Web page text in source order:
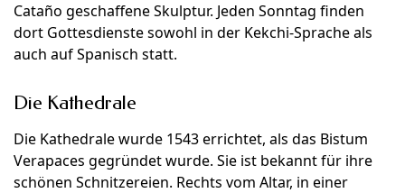
Cataño geschaffene Skulptur. Jeden Sonntag finden
dort Gottesdienste sowohl in der Kekchi-Sprache als
auch auf Spanisch statt.
Die Kathedrale
Die Kathedrale wurde 1543 errichtet, als das Bistum
Verapaces gegründet wurde. Sie ist bekannt für ihre
schönen Schnitzereien. Rechts vom Altar, in einer